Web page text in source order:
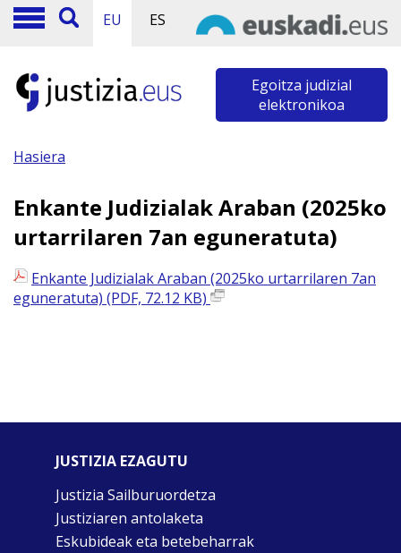
EU ES
Egoitza judizial
elektronikoa
Hasiera
Enkante Judizialak Araban (2025ko
urtarrilaren 7an eguneratuta)
Enkante Judizialak Araban (2025ko urtarrilaren 7an
eguneratuta) (PDF, 72.12 KB)
JUSTIZIA EZAGUTU
Justizia Sailburuordetza
Justiziaren antolaketa
Eskubideak eta betebeharrak